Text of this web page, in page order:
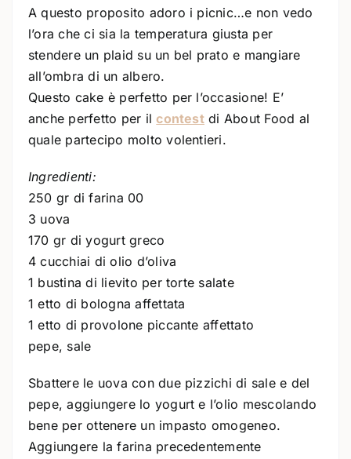
A questo proposito adoro i picnic…e non vedo
l’ora che ci sia la temperatura giusta per
stendere un plaid su un bel prato e mangiare
all’ombra di un albero.
Questo cake è perfetto per l’occasione! E’
anche perfetto per ilcontestdi About Food al
quale partecipo molto volentieri.
Ingredienti:
250 gr di farina 00
3 uova
170 gr di yogurt greco
4 cucchiai di olio d’oliva
1 bustina di lievito per torte salate
1 etto di bologna affettata
1 etto di provolone piccante affettato
pepe, sale
Sbattere le uova con due pizzichi di sale e del
pepe, aggiungere lo yogurt e l’olio mescolando
bene per ottenere un impasto omogeneo.
Aggiungere la farina precedentemente